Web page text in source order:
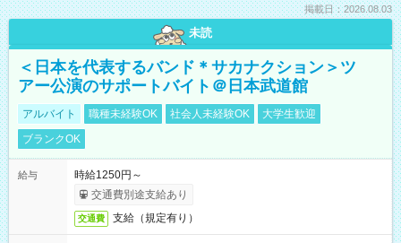
掲載日：2026.08.03
未読
＜日本を代表するバンド＊サカナクション＞ツ
アー公演のサポートバイト＠日本武道館
アルバイト 職種未経験OK 社会人未経験OK
大学生歓迎
ブランクOK
給与
時給1250円～
交通費別途支給あり
交通費 支給（規定有り）